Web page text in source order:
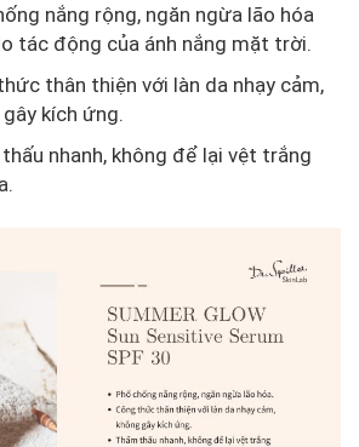
nắng rộng, ngăn ngừa lão hóa
tác động của ánh nắng mặt trời.
thân thiện với làn da nhạy cảm,
kích ứng.
nhanh, không để lại vệt trắng